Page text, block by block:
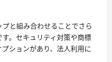
と組み合わせることでさら
。セキュリティ対策や商標
ションがあり、法人利用に